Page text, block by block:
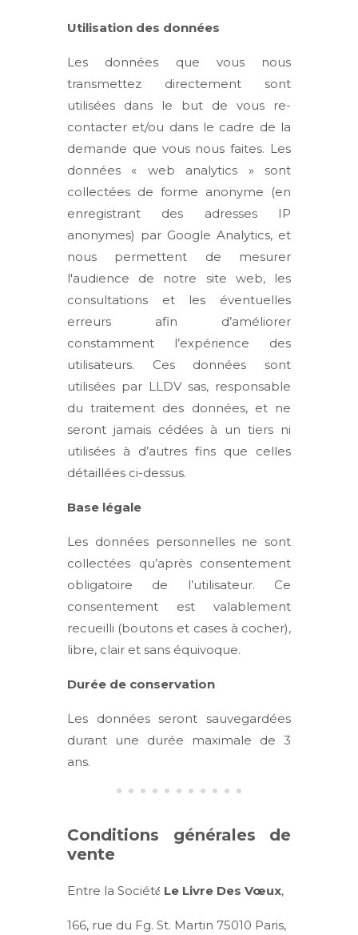
Utilisation des données
Les données que vous nous
transmettez directement sont
utilisées dans le but de vous re-
contacter et/ou dans le cadre de la
demande que vous nous faites. Les
données « web analytics » sont
collectées de forme anonyme (en
enregistrant des adresses IP
anonymes) par Google Analytics, et
nous permettent de mesurer
l'audience de notre site web, les
consultations et les éventuelles
erreurs afin d’améliorer
constamment l’expérience des
utilisateurs. Ces données sont
utilisées par LLDV sas, responsable
du traitement des données, et ne
seront jamais cédées à un tiers ni
utilisées à d’autres fins que celles
détaillées ci-dessus.
Base légale
Les données personnelles ne sont
collectées qu’après consentement
obligatoire de l’utilisateur. Ce
consentement est valablement
recueilli (boutons et cases à cocher),
libre, clair et sans équivoque.
Durée de conservation
Les données seront sauvegardées
durant une durée maximale de 3
ans.
Conditions générales de
vente
Entre la Société́ Le Livre Des Vœux,
166, rue du Fg. St. Martin 75010 Paris,